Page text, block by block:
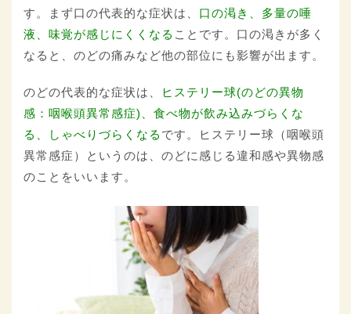
す。まず口の代表的な症状は、 口の渇き、多量の唾
液、味覚が感じにくくなる ことです。口の渇きが多く
なると、のどの痛みなど他の部位にも影響が出ます。
のどの代表的な症状は、
ヒステリー球(のどの異物
感：咽喉頭異常感症)、食べ物が飲み込みづらくな
る、しゃべりづらくなる です。ヒステリー球（咽喉頭
異常感症）というのは、のどに感じる違和感や異物感
のことをいいます。